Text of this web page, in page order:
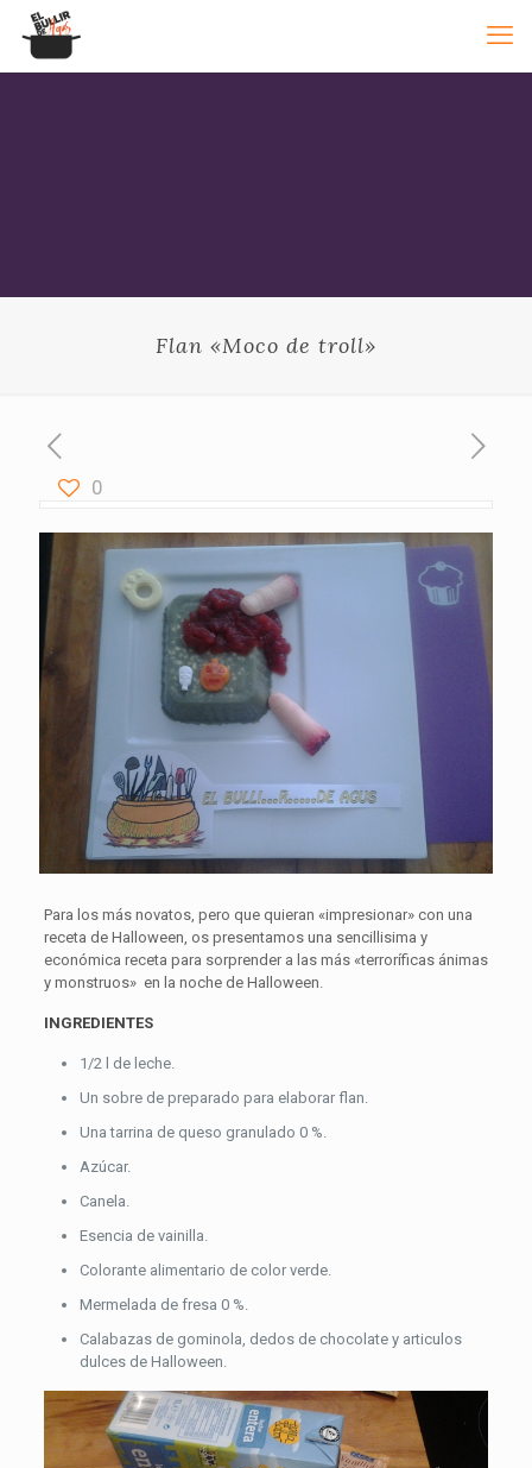
Flan «Moco de troll»
0
Para los más novatos, pero que quieran «impresionar» con una
receta de Halloween, os presentamos una sencillisima y
económica receta para sorprender a las más «terroríficas ánimas
y monstruos» en la noche de Halloween.
INGREDIENTES
1/2 l de leche.
Un sobre de preparado para elaborar flan.
Una tarrina de queso granulado 0 %.
Azúcar.
Canela.
Esencia de vainilla.
Colorante alimentario de color verde.
Mermelada de fresa 0 %.
Calabazas de gominola, dedos de chocolate y articulos
dulces de Halloween.